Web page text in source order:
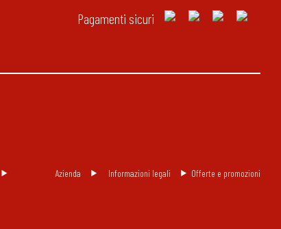
Pagamenti sicuri
Azienda Informazioni legali Offerte e promozioni